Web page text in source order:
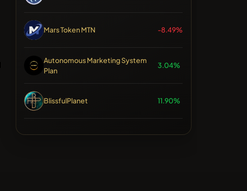
Mars Token MTN -8.49%
Autonomous Marketing System
Plan
3.04%
BlissfulPlanet 11.90%